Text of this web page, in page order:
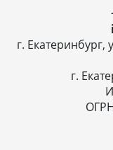
г. Екатеринбург,
г.